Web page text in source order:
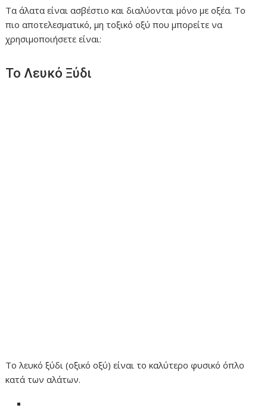
Τα άλατα είναι ασβέστιο και διαλύονται μόνο με οξέα. Το
πιο αποτελεσματικό, μη τοξικό οξύ που μπορείτε να
χρησιμοποιήσετε είναι:
Το Λευκό Ξύδι
Το λευκό ξύδι (οξικό οξύ) είναι το καλύτερο φυσικό όπλο
κατά των αλάτων.